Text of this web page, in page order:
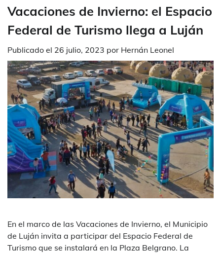
Vacaciones de Invierno: el Espacio
Federal de Turismo llega a Luján
Publicado el 26 julio, 2023 por Hernán Leonel
En el marco de las Vacaciones de Invierno, el Municipio
de Luján invita a participar del Espacio Federal de
Turismo que se instalará en la Plaza Belgrano. La